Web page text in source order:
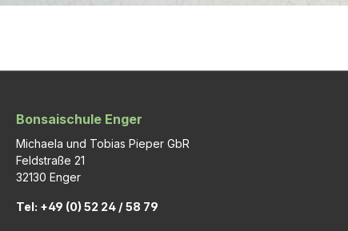
Bonsaischule Enger
Michaela und Tobias Pieper GbR
Feldstraße 21
32130 Enger
Tel: +49 (0) 52 24 / 58 79